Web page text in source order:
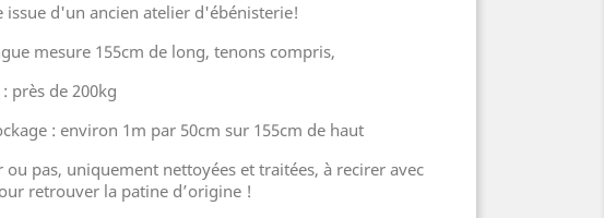
issue d'un ancien atelier d'ébénisterie!
mesure 155cm de long, tenons compris,
près de 200kg
: environ 1m par 50cm sur 155cm de haut
ou pas, uniquement nettoyées et traitées, à recirer avec
retrouver la patine d’origine !